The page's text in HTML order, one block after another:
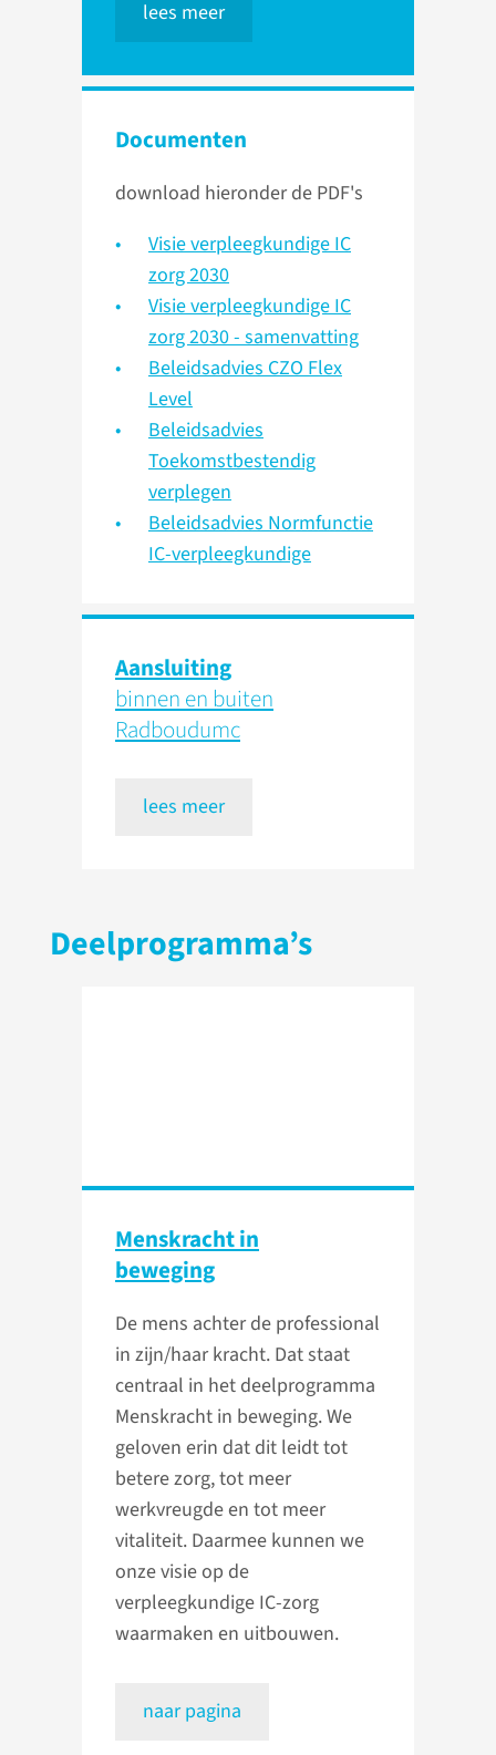
lees meer
Documenten
download hieronder de PDF's
Visie verpleegkundige IC
zorg 2030
Visie verpleegkundige IC
zorg 2030 - samenvatting
Beleidsadvies CZO Flex
Level
Beleidsadvies
Toekomstbestendig
verplegen
Beleidsadvies Normfunctie
IC-verpleegkundige
Aansluiting
binnen en buiten
Radboudumc
lees meer
Deelprogramma’s
Menskracht in
beweging
De mens achter de professional
in zijn/haar kracht. Dat staat
centraal in het deelprogramma
Menskracht in beweging. We
geloven erin dat dit leidt tot
betere zorg, tot meer
werkvreugde en tot meer
vitaliteit. Daarmee kunnen we
onze visie op de
verpleegkundige IC-zorg
waarmaken en uitbouwen.
naar pagina